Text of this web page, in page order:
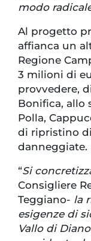
modo
Al progetto
affianca un
Regione
3 milioni di
provvedere,
Bonifica, allo
Polla,
di ripristino
danneggiate.
“Si
Consigliere
Teggiano- la
esigenze di
Vallo di